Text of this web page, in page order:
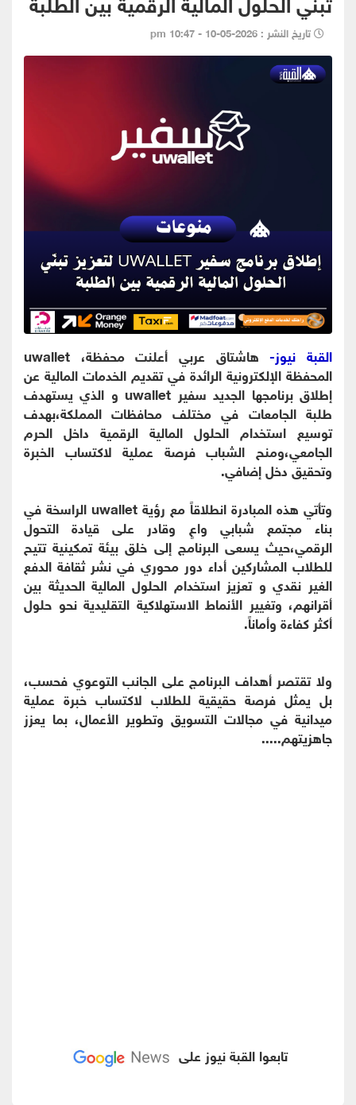
تاريخ النشر : 2026-05-10 - 10:47 pm
القبة نيوز- هاشتاق عربي أعلنت محفظة، uwallet
المحفظة الإلكترونية الرائدة في تقديم الخدمات المالية عن
إطلاق برنامجها الجديد سفير uwallet و الذي يستهدف
طلبة الجامعات في مختلف محافظات المملكة،بهدف
توسيع استخدام الحلول المالية الرقمية داخل الحرم
الجامعي،ومنح الشباب فرصة عملية لاكتساب الخبرة
وتحقيق دخل إضافي.
وتأتي هذه المبادرة انطلاقاً مع رؤية uwallet الراسخة في
بناء مجتمع شبابي واعٍ وقادر على قيادة التحول
الرقمي،حيث يسعى البرنامج إلى خلق بيئة تمكينية تتيح
للطلاب المشاركين أداء دور محوري في نشر ثقافة الدفع
الغير نقدي و تعزيز استخدام الحلول المالية الحديثة بين
أقرانهم، وتغيير الأنماط الاستهلاكية التقليدية نحو حلول
أكثر كفاءة وأماناً.
ولا تقتصر أهداف البرنامج على الجانب التوعوي فحسب،
بل يمثل فرصة حقيقية للطلاب لاكتساب خبرة عملية
ميدانية في مجالات التسويق وتطوير الأعمال، بما يعزز
جاهزيتهم.....
تابعوا القبة نيوز على